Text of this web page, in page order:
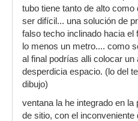
tubo tiene tanto de alto
ser difícil... una solución de
falso techo inclinado hacia el
lo menos un metro.... como
al final podrías alli colocar
desperdicia espacio. (lo del
dibujo)
ventana la he integrado en
de sitio, con el inconveniente